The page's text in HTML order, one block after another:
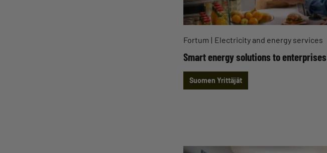
Fortum Electricity and energy services
Smart energy solutions to enterprises
Suomen Yrittäjät